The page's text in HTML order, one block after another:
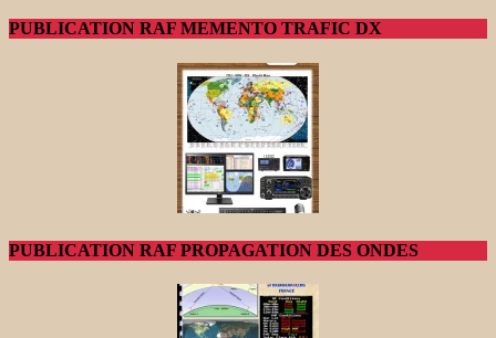
PUBLICATION RAF MEMENTO TRAFIC DX
PUBLICATION RAF PROPAGATION DES ONDES